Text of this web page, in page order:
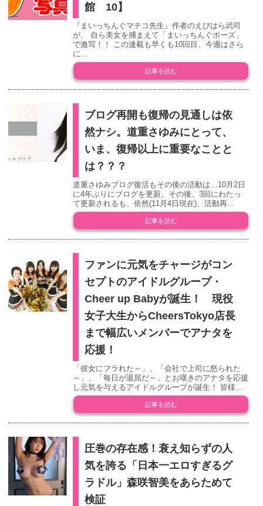
館 10】
『まいっちんぐマチコ先生』作者のえびはら武司
が、 自ら美女を捕まえて「まいっちんぐポーズ」
で激写！！ この連載も早くも10回目、今週はさら
に...
記事を読む
ブログ再開も復帰の見通しは依
然ナシ。道重さゆみにとって、
いま、復帰以上に重要なことと
は？？？
道重さゆみブログ復活もその後の活動は…10月2日
に4年ぶりにブログを更新。その後、3回にわたっ
て更新されるも、依然(11月4日現在)、活動再...
記事を読む
ファンに元気をチャージがコン
セプトのアイドルグループ・
Cheer up Babyが誕生！ 現役
女子大生からCheersTokyo店長
まで幅広いメンバーでアナタを
応援！
「彼女にフラれた～」、「会社で上司に怒られた
～」、「毎日が退屈だ～」とお嘆きのアナタを応援
し元気を与えるアイドルグループが誕生！ 皆様...
記事を読む
圧巻の存在感！衰え知らずの人
気を誇る「日本一エロすぎるグ
ラドル」森咲智美をあらためて
検証